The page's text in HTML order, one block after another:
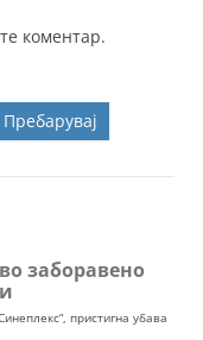
коментар.